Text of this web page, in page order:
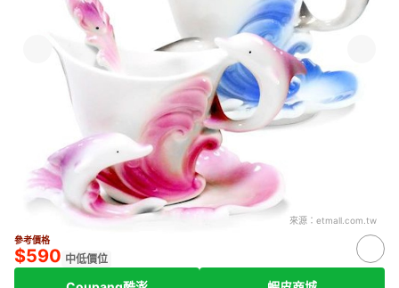
來源： etmall.com.tw
參考價格
$590 中低價位